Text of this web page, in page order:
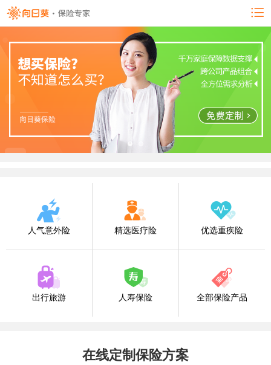
人气意外险 精选医疗险 优选重疾险
出行旅游 人寿保险 全部保险产品
在线定制保险方案